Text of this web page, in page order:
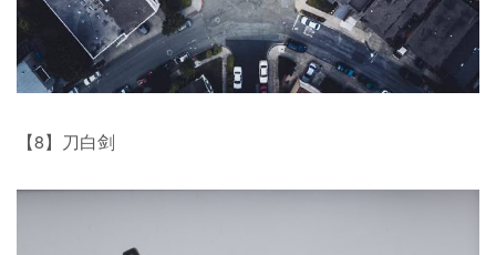
【8】刀白剑